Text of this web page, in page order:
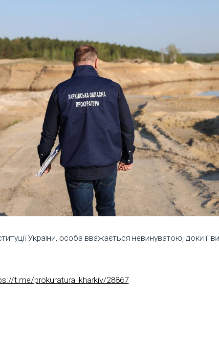
України, особа вважається невинуватою, доки її
t.me/prokuratura_kharkiv/28867